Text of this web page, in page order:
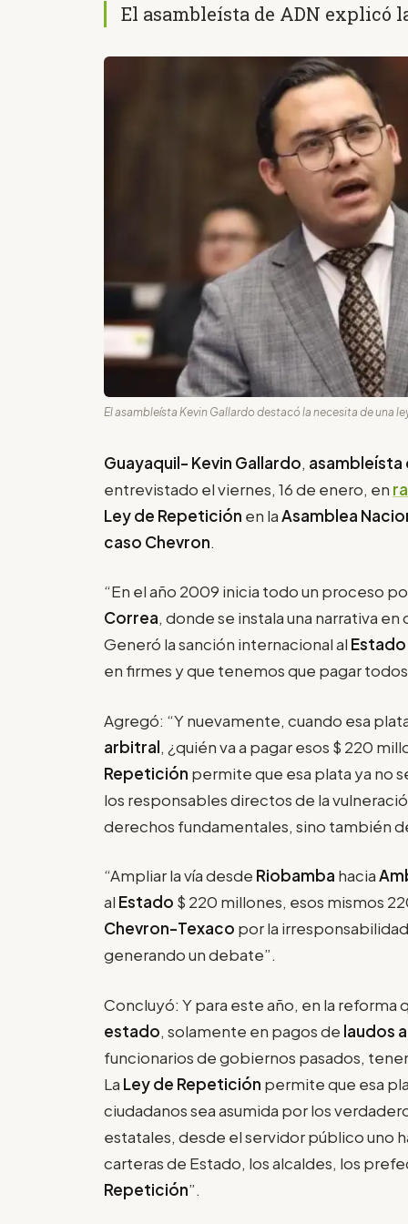
El asambleísta de ADN explicó
El asambleísta Kevin Gallardo destacó la necesita de una
Guayaquil- Kevin Gallardo, asambleísta
entrevistado el viernes, 16 de enero, en
Ley de Repetición en laAsamblea
caso Chevron.
“En el año 2009 inicia todo un proceso
Correa, donde se instala una narrativa
Generó la sanción internacional al
en firmes y que tenemos que pagar
Agregó: “Y nuevamente, cuando esa
arbitral, ¿quién va a pagar esos $ 220
Repetición permite que esa plata ya no
los responsables directos de la
derechos fundamentales, sino también
“Ampliar la vía desde Riobamba hacia
al Estado $ 220 millones, esos mismos
Chevron-Texaco por la
generando un debate”.
Concluyó: Y para este año, en la reforma
estado, solamente en pagos de laudos
funcionarios de gobiernos pasados,
La Ley de Repetición permite que esa
ciudadanos sea asumida por los
estatales, desde el servidor público uno
carteras de Estado, los alcaldes, los
Repetición”.